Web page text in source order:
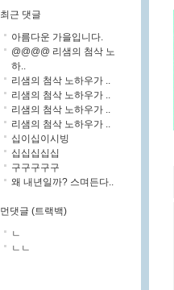
최근 댓글
아름다운 가을입니다.
@@@@ 리샘의 첨삭 노
하..
리샘의 첨삭 노하우가 ..
리샘의 첨삭 노하우가 ..
리샘의 첨삭 노하우가 ..
리샘의 첨삭 노하우가 ..
십이십이시빙
십십십십십
구구구구구
왜 내년일까? 스며든다..
먼댓글 (트랙백)
ㄴ
ㄴㄴ